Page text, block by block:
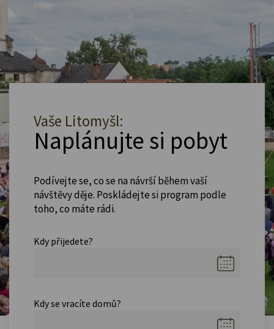
Vaše Litomyšl:
Naplánujte si pobyt
Podívejte se, co se na návrší během vaší
návštěvy děje. Poskládejte si program podle
toho, co máte rádi.
Kdy přijedete?
Kdy se vracíte domů?